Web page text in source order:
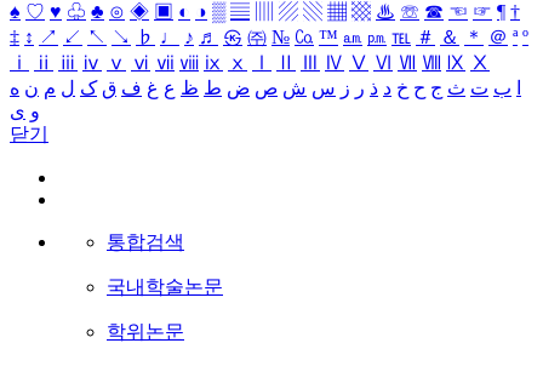
♠ ♡ ♥ ♧ ♣ ⊙ ◈ ▣ ◐ ◑ ▒ ▤ ▨ ▧ ▦ ▩ ♨ ☏ ☎ ☜ ☞ ¶ †
‡ ↕ ↗ ↙ ↖ ↘ ♭ ♩ ♪ ♬ ㉿ ㈜ № ㏇ ™ ㏂ ㏘ ℡ ＃ ＆ ＊ ＠ ª º
ⅰ
ⅱ ⅲ ⅳ ⅴ ⅵ ⅶ ⅷ ⅸ ⅹ Ⅳ Ⅴ Ⅵ Ⅶ Ⅷ Ⅸ Ⅹ
ب ت ث ج ح خ د ذ ر ز س ش ص ض ط ظ ع غ ف ق ک ل م ن ه
و ی
닫기
통합검색
국내학술논문
학위논문